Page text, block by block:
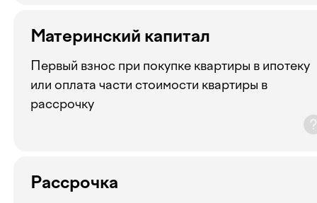
Материнский капитал
Первый взнос при покупке квартиры в ипотеку
или оплата части стоимости квартиры в
рассрочку
Рассрочка